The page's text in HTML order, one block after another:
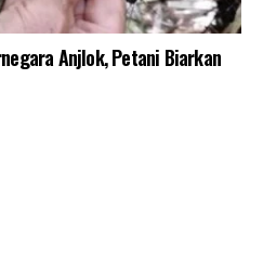
Anjlok, Petani Biarkan